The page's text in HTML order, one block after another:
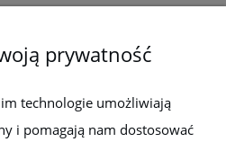
firmie
być na bieżąco z nowościami i
prywatność
technologie umożliwiają
i pomagają nam dostosować